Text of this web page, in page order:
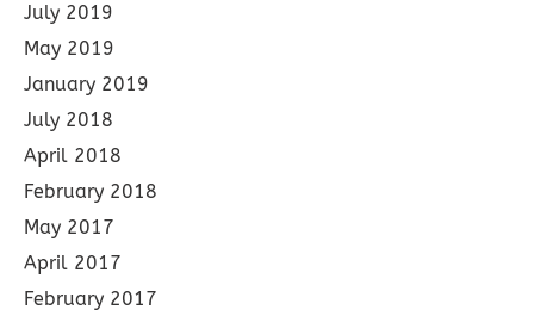
July 2019
May 2019
January 2019
July 2018
April 2018
February 2018
May 2017
April 2017
February 2017